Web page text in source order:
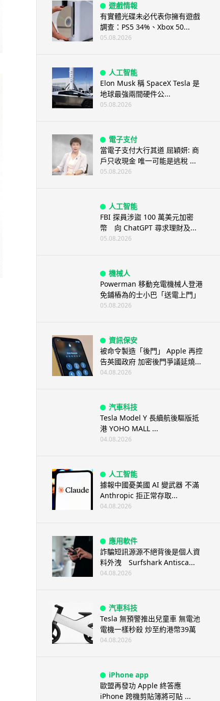
遊戲情報
有實體光碟未必代表你擁有遊戲
調查：PS5 34%、Xbox 50...
05.08.2026
人工智能
Elon Musk 稱 SpaceX Tesla 是
地球最強兩間硬件公...
05.08.2026
電子支付
當電子支付大行其道 屈穎妍: 商
戶只收現金 唯一可能是逃稅 ...
05.08.2026
人工智能
FBI 探員涉盜 100 萬美元加密
幣 向 ChatGPT 尋求理財及...
05.08.2026
機械人
Powerman 移動充電機械人登港
免鋪樁為的士小巴「送電上門」
05.08.2026
資訊保安
被命令製造「後門」 Apple 再控
告英國政府 加密後門爭議延燒...
04.08.2026
汽車科技
Tesla Model Y 長續航後驅版抵
港 YOHO MALL ...
04.08.2026
人工智能
據報中國憂美國 AI 變武器 不滿
Anthropic 拒正常存取...
04.08.2026
應用軟件
詐騙短訊源源不絕背後是個人資
料外洩 Surfshark Antisca...
04.08.2026
汽車科技
Tesla 無預警推出兒童車 無電池
電機一樣秒殺 炒至約港幣39萬
04.08.2026
iPhone app
歐盟再發功 Apple 終答應
iPhone 跨機剪貼簿將可貼 ...